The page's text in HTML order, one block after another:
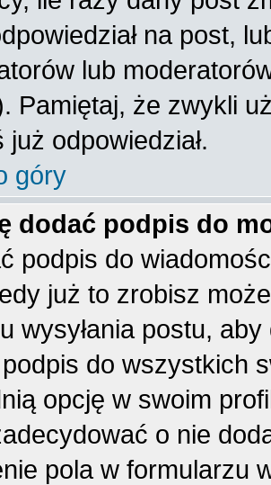
na post,
lub
Pamiętaj, że zwykli
odpowiedział.
góry
dodać podpis do
podpis do
już to zrobisz
wysyłania postu,
do wszystkich
opcję w swoim
o nie
pola w formularzu